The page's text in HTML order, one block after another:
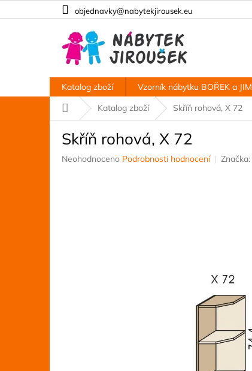
na
objednavky@nabytekjirousek.eu
Katalog zboží Vzorník nábytku BOŘEK a JIM
Domů
Katalog zboží Skříň rohová, X 72
Skříň rohová, X 72
Průměrné
Neohodnoceno Podrobnosti hodnocení Značka: